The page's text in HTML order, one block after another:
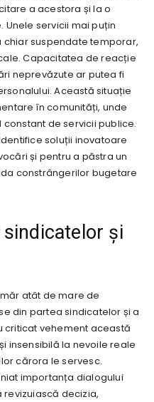
a acestora și la o
servicii mai puțin
suspendate temporar,
Capacitatea de reacție
neprevăzute ar putea fi
Această situație
în comunități, unde
de servicii publice.
soluții inovatoare
și pentru a păstra un
constrângerilor bugetare
și
atât de mare de
din partea sindicatelor și a
criticat vehement această
insensibilă la nevoile reale
cărora le servesc.
importanța dialogului
revizuiască decizia,